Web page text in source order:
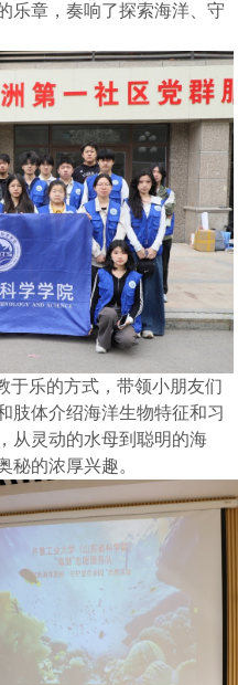
乐章，奏响了探索海洋、守
于乐的方式，带领小朋友们
肢体介绍海洋生物特征和习
从灵动的水母到聪明的海
秘的浓厚兴趣。